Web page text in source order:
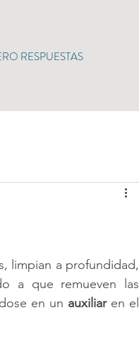
RESPUESTAS
limpian a profundidad,
a que remueven las
en un auxiliar en el